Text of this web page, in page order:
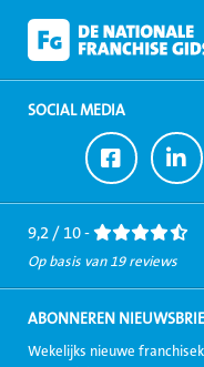
SOCIAL MEDIA
Ga
naar
Facebook
Ga
naar
9,2 / 10 -
Op basis van 19 reviews
ABONNEREN
Wekelijks nieuwe